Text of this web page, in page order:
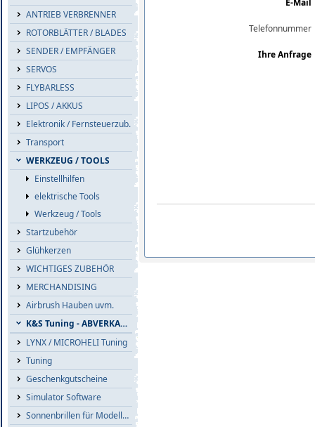
ANTRIEB VERBRENNER
ROTORBLÄTTER / BLADES
SENDER / EMPFÄNGER
SERVOS
FLYBARLESS
LIPOS / AKKUS
Elektronik / Fernsteuerzub.
Transport
WERKZEUG / TOOLS
Einstellhilfen
elektrische Tools
Werkzeug / Tools
Startzubehör
Glühkerzen
WICHTIGES ZUBEHÖR
MERCHANDISING
Airbrush Hauben uvm.
K&S Tuning - ABVERKAUF
LYNX / MICROHELI Tuning
Tuning
Geschenkgutscheine
Simulator Software
Sonnenbrillen für Modellflieger
E-Mail
Telefonnummer
Ihre Anfrage